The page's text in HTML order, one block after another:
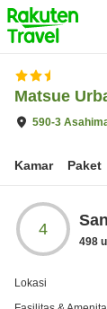
to
top
page
Matsue
590-3
Kamar Paket
4
498
Lokasi